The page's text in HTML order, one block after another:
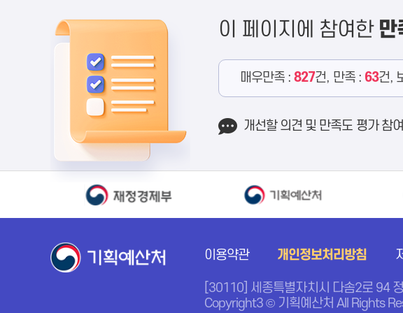
이 페이지에 참여한 만
매우만족 :827건, 만족 : 63건,
개선할 의견 및 만족도 평가 참
이용약관 개인정보처리방침
[30110] 세종특별자치시 다솜2로 94
Copyright3 © 기획예산처 All Rights